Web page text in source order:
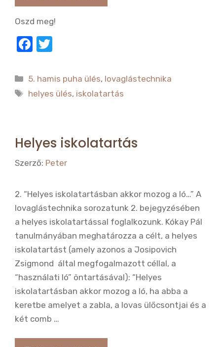
Oszd meg!
F
c
e
o
k
it
te
Kategória
5. hamis puha ülés, lovaglástechnika
Címkék
helyes ülés, iskolatartás
Helyes iskolatartás
Szerző: Peter
2. “Helyes iskolatartásban akkor mozog a ló…” A
lovaglástechnika sorozatunk 2. bejegyzésében
a helyes iskolatartással foglalkozunk. Kókay Pál
tanulmányában meghatározza a célt, a helyes
iskolatartást (amely azonos a Josipovich
Zsigmond által megfogalmazott céllal, a
“használati ló” öntartásával): “Helyes
iskolatartásban akkor mozog a ló, ha abba a
keretbe amelyet a zabla, a lovas ülőcsontjai és a
két comb …